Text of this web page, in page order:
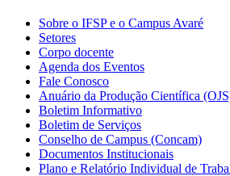
Sobre o IFSP e o Campus Avaré
Setores
Corpo docente
Agenda dos Eventos
Fale Conosco
Anuário da Produção Científica
Boletim Informativo
Boletim de Serviços
Conselho de Campus (Concam)
Documentos Institucionais
Plano e Relatório Individual de